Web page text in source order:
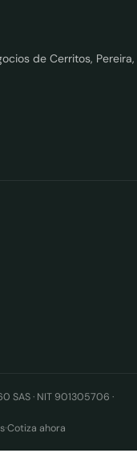
de Cerritos, Pereira,
SAS · NIT 901305706 ·
·Cotiza ahora